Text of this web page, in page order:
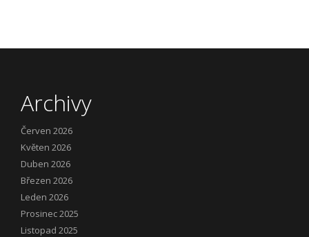
Archivy
Červen 2026
Květen 2026
Duben 2026
Březen 2026
Leden 2026
Prosinec 2025
Listopad 2025